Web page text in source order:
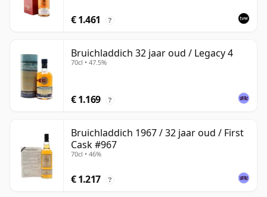
€ 1.461 ?
Bruichladdich 32 jaar oud / Legacy 4
70cl • 47.5%
€ 1.169 ?
Bruichladdich 1967 / 32 jaar oud / First
Cask #967
70cl • 46%
€ 1.217 ?